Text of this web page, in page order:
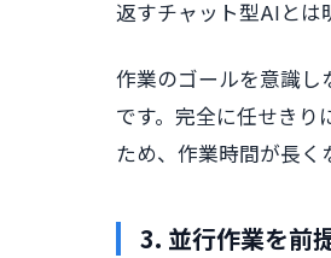
返すチャット型AIとは
作業のゴールを意識し
です。完全に任せきり
ため、作業時間が長く
3. 並行作業を前